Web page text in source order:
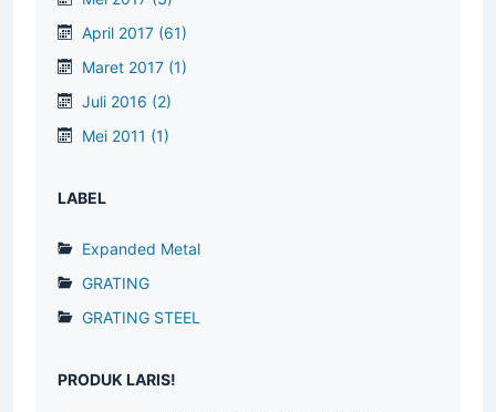
April 2017 (61)
Maret 2017 (1)
Juli 2016 (2)
Mei 2011 (1)
LABEL
Expanded Metal
GRATING
GRATING STEEL
PRODUK LARIS!